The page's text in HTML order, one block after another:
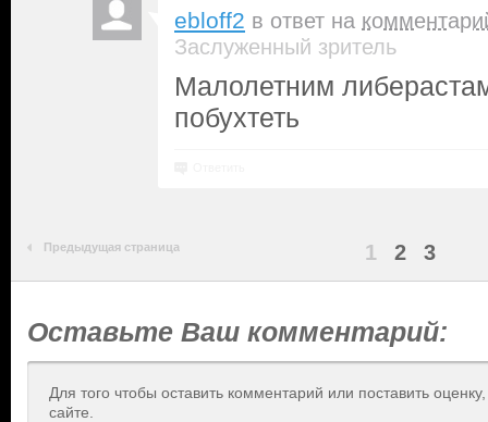
ebloff2 в ответ на
Заслуженный зритель
Малолетним
побухтеть
Предыдущая страница 1 2 3
Оставьте Ваш комментарий:
Для того чтобы оставить комментарий или поставить
сайте.